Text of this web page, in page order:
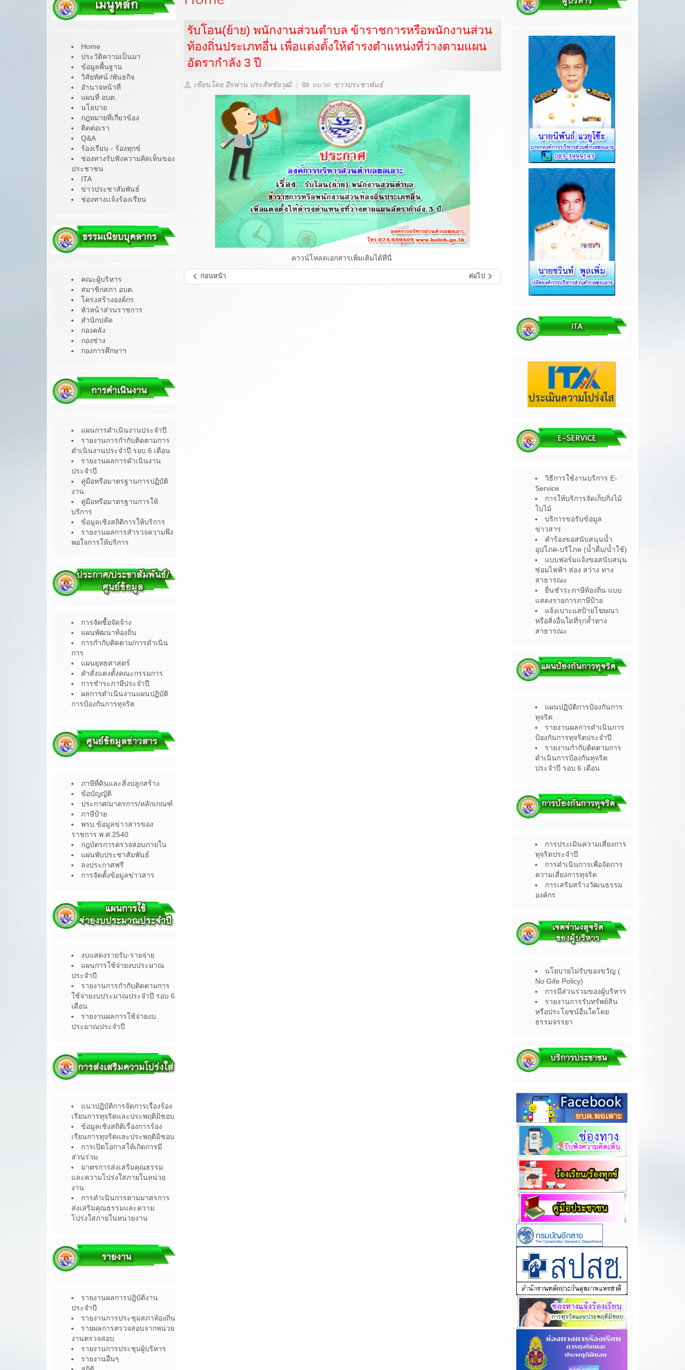
Home
ประวัติความเป็นมา
ข้อมูลพื้นฐาน
วิสัยทัศน์ /พันธกิจ
อำนาจหน้าที่
แผนที่ อบต.
นโยบาย
กฎหมายที่เกี่ยวข้อง
ติดต่อเรา
Q&A
ร้องเรียน - ร้องทุกข์
ช่องทางรับฟังความคิดเห็นของ
ประชาชน
ITA
ข่าวประชาสัมพันธ์
ช่องทางเเจ้งร้องเรียน
คณะผู้บริหาร
สมาชิกสภา อบต.
โครงสร้างองค์กร
หัวหน้าส่วนราชการ
สำนักปลัด
กองคลัง
กองช่าง
กองการศึกษาฯ
แผนการดำเนินงานประจำปี
รายงานการกำกับติดตามการ
ดำเนินงานประจำปี รอบ 6 เดือน
รายงานผลการดำเนินงาน
ประจำปี
คู่มือหรือมาตรฐานการปฏิบัติ
งาน
คู่มือหรือมาตรฐานการให้
บริการ
ข้อมูลเชิงสถิติการให้บริการ
รายงานผลการสำรวจความพึง
พอใจการให้บริการ
การจัดซื้อจัดจ้าง
แผนพัฒนาท้องถิ่น
การกำกับติดตาม/การดำเนิน
การ
แผนยุทธศาสตร์
คำสั่งแต่งตั้งคณะกรรมการ
การชำระภาษีประจำปี
ผลการดำเนินงานแผนปฏิบัติ
การป้องกันการทุจริต
ภาษีที่ดินและสิ่งปลูกสร้าง
ข้อบัญญัติ
ประกาศ/มาตรการ/หลักเกณฑ์
ภาษีป้าย
พรบ.ข้อมูลข่าวสารของ
ราชการ พ.ศ.2540
กฎบัตรการตรวจสอบภายใน
แผ่นพับประชาสัมพันธ์
ลงประกาศฟรี
การจัดตั้งข้อมูลข่าวสาร
งบแสดงรายรับ-รายจ่าย
แผนการใช้จ่ายงบประมาณ
ประจำปี
รายงานการกำกับติดตามการ
ใช้จ่ายงบประมาณประจำปี รอบ 6
เดือน
รายงานผลการใช้จ่ายงบ
ประมาณประจำปี
แนวปฏิบัติการจัดการเรื่องร้อง
เรียนการทุจริตและประพฤติมิชอบ
ข้อมูลเชิงสถิติเรื่องการร้อง
เรียนการทุจริตและประพฤติมิชอบ
การเปิดโอกาสให้เกิดการมี
ส่วนร่วม
มาตรการส่งเสริมคุณธรรม
และความโปร่งใสภายในหน่วย
งาน
การดำเนินการตามมาตรการ
ส่งเสริมคุณธรรมและความ
โปร่งใสภายในหน่วยงาน
รายงานผลการปฎิบัติงาน
ประจำปี
รายงานการประชุมสภาท้องถิ่น
รายผลการตรวจสอบจากหน่วย
งานตรวจสอบ
รายงานการประชุมผู้บริหาร
รายงานอื่นๆ
รับโอน(ย้าย) พนักงานส่วนตำบล ข้าราชการหรือพนักงานส่วน
ท้องถิ่นประเภทอื่น เพื่อแต่งตั้งให้ดำรงตำแหน่งที่ว่างตามแผน
อัตรากำลัง 3 ปี
เขียนโดย อีรฟาน ประสิทชัยวุฒิ หมวด: ข่าวประชาพันธ์
ดาวน์โหลดเอกสารเพิ่มเติมได้ที่นี่
ก่อนหน้า ต่อไป
วิธีการใช้งานบริการ E-
Service
การให้บริการจัดเก็บกิ่งไม้
ใบไม้
บริการขอรับข้อมูล
ข่าวสาร
คำร้องขอสนับสนุนน้ำ
อุปโภค-บริโภค (น้ำดื่ม/น้ำใช้)
แบบฟอร์มแจ้งขอสนับสนุน
ซ่อมไฟฟ้า ส่อง สว่าง ทาง
สาธารณะ
ยื่นชำระภาษีท้องถิ่น แบบ
แสดงรายการภาษีป้าย
แจ้งเบาะแสป้ายโฆษณา
หรือสิ่งอื่นใดที่รุกล้ำทาง
สาธารณะ
แผนปฏิบัติการป้องกันการ
ทุจริต
รายงานผลการดำเนินการ
ป้องกันการทุจริตประจำปี
รายงานกำกับติดตามการ
ดำเนินการป้องกันทุจริต
ประจำปี รอบ 6 เดือน
การประเมินความเสี่ยงการ
ทุจริตประจำปี
การดำเนินการเพื่อจัดการ
ความเสี่ยงการทุจริต
การเสริมสร้างวัฒนธรรม
องค์กร
นโยบายไม่รับของขวัญ (
No Gife Policy)
การมีส่วนร่วมของผู้บริหาร
รายงานการรับทรัพย์สิน
หรือประโยชน์อื่นใดโดย
ธรรมจรรยา